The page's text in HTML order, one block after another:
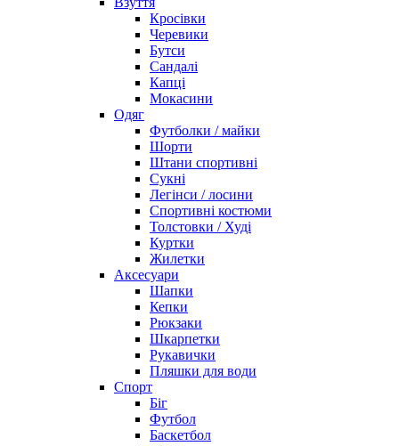
Кросівки
Черевики
Бутси
Сандалі
Капці
Мокасини
Одяг
Футболки / майки
Шорти
Штани спортивні
Сукні
Легінси / лосини
Спортивні костюми
Толстовки / Худі
Куртки
Жилетки
Аксесуари
Шапки
Кепки
Рюкзаки
Шкарпетки
Рукавички
Пляшки для води
Спорт
Біг
Футбол
Баскетбол